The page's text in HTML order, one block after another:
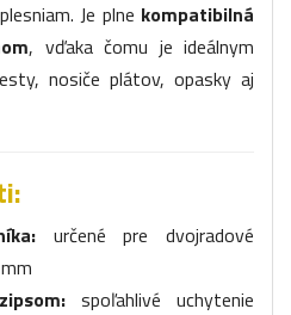
Je plne kompatibilná
, vďaka čomu je ideálnym
nosiče plátov, opasky aj
určené pre dvojradové
spoľahlivé uchytenie